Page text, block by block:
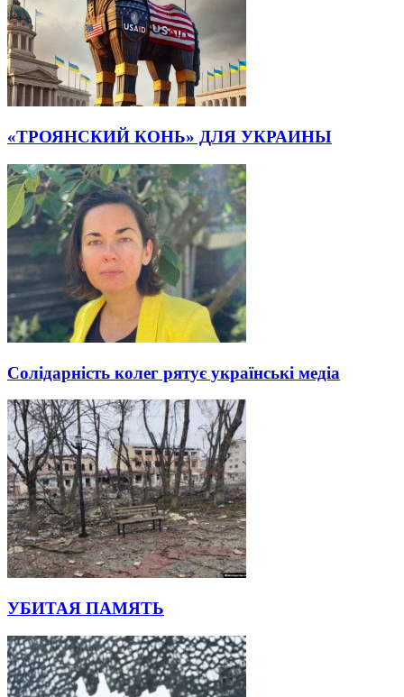
«ТРОЯНСКИЙ КОНЬ» ДЛЯ УКРАИНЫ
Солідарність колег рятує українські медіа
УБИТАЯ ПАМЯТЬ